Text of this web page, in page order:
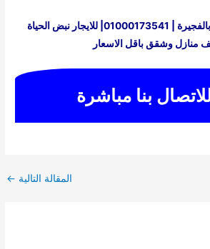
شركة تنظيف منازل بالفجيرة | 01000173541| للايجار نبض الحياة
منازل وشقق باقل الاسعار
بنا مباشرة
المقالة التالية ←